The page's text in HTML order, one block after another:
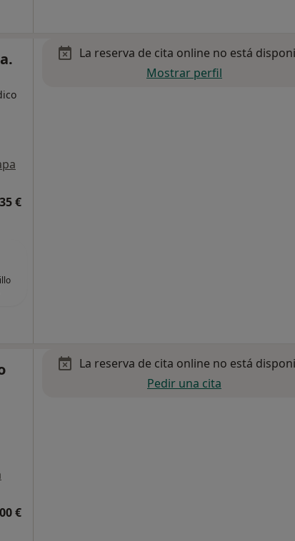
35 €
La reserva de cita online no está
Mostrar perfil
€
La reserva de cita online no está
Pedir una cita